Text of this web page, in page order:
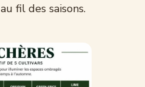
fil des saisons.